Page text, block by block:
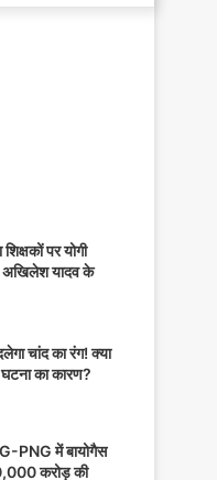
पर योगी
अखिलेश यादव के
चांद का रंग! क्या
का कारण?
PNG में बायोगैस
करोड़ की